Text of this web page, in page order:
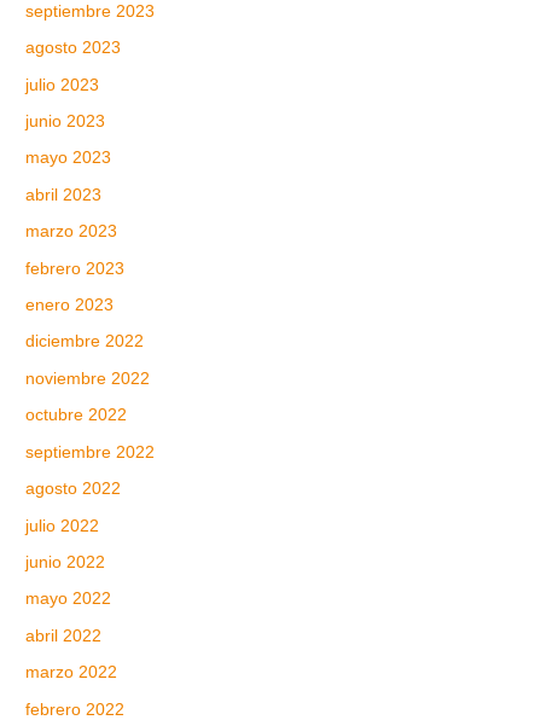
septiembre 2023
agosto 2023
julio 2023
junio 2023
mayo 2023
abril 2023
marzo 2023
febrero 2023
enero 2023
diciembre 2022
noviembre 2022
octubre 2022
septiembre 2022
agosto 2022
julio 2022
junio 2022
mayo 2022
abril 2022
marzo 2022
febrero 2022